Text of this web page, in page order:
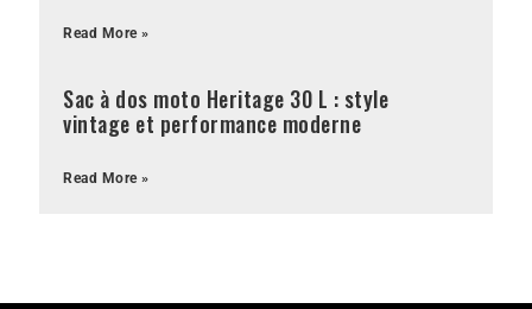
Read More »
Sac à dos moto Heritage 30 L : style
vintage et performance moderne
Read More »